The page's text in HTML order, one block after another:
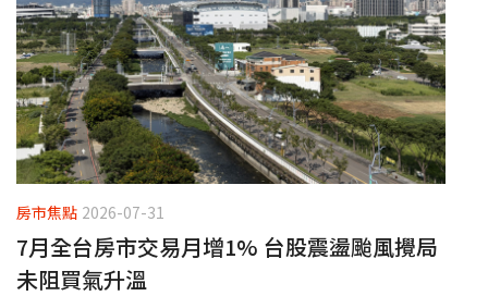
房市焦點 2026-07-31
7月全台房市交易月增1% 台股震盪颱風攪局
未阻買氣升溫